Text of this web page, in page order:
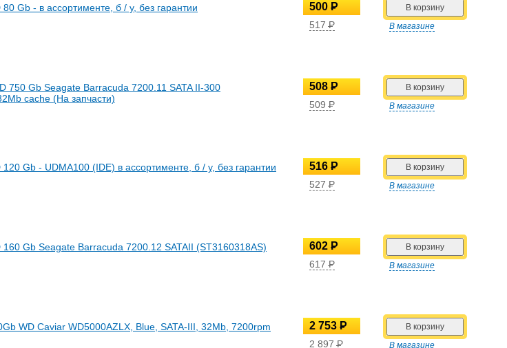
В магазине
500 P
УБ.
517P
Gb - в ассортименте, б / у, без гарантии
В магазине
508 P
УБ.
509P
750 Gb Seagate Barracuda 7200.11 SATA II-300
cache (На запчасти)
В магазине
516 P
УБ.
527P
120 Gb - UDMA100 (IDE) в ассортименте, б / у, без гарантии
В магазине
602 P
УБ.
617P
160 Gb Seagate Barracuda 7200.12 SATAII (ST3160318AS)
В магазине
2 753 P
УБ.
2 897P
WD Caviar WD5000AZLX, Blue, SATA-III, 32Mb, 7200rpm